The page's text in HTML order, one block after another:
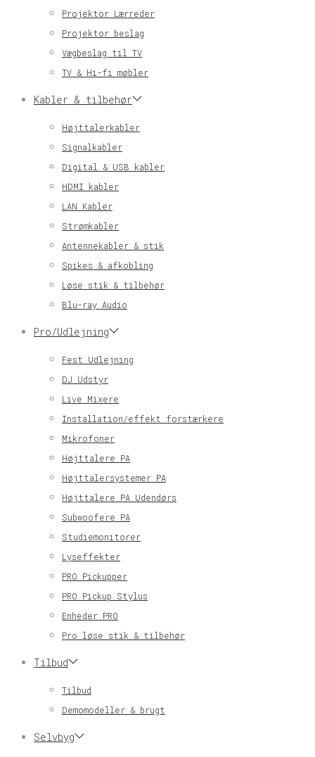
Projektor Lærreder
Projektor beslag
Vægbeslag til TV
TV & Hi-fi møbler
Kabler & tilbehør
Højttalerkabler
Signalkabler
Digital & USB kabler
HDMI kabler
LAN Kabler
Strømkabler
Antennekabler & stik
Spikes & afkobling
Løse stik & tilbehør
Blu-ray Audio
Pro/Udlejning
Fest Udlejning
DJ Udstyr
Live Mixere
Installation/effekt forstærkere
Mikrofoner
Højttalere PA
Højttalersystemer PA
Højttalere PA Udendørs
Subwoofere PA
Studiemonitorer
Lyseffekter
PRO Pickupper
PRO Pickup Stylus
Enheder PRO
Pro løse stik & tilbehør
Tilbud
Tilbud
Demomodeller & brugt
Selvbyg